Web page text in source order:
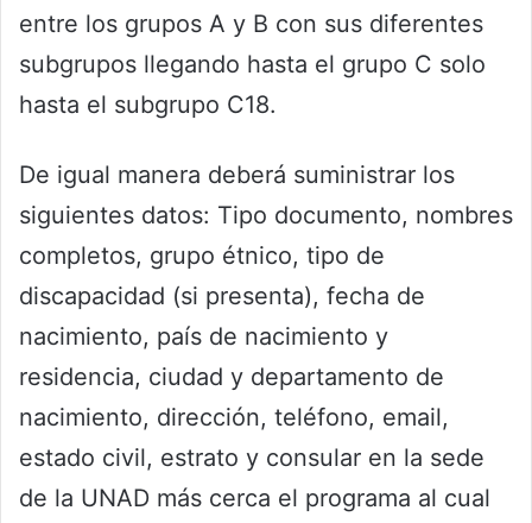
entre los grupos A y B con sus diferentes
subgrupos llegando hasta el grupo C solo
hasta el subgrupo C18.
De igual manera deberá suministrar los
siguientes datos: Tipo documento, nombres
completos, grupo étnico, tipo de
discapacidad (si presenta), fecha de
nacimiento, país de nacimiento y
residencia, ciudad y departamento de
nacimiento, dirección, teléfono, email,
estado civil, estrato y consular en la sede
de la UNAD más cerca el programa al cual